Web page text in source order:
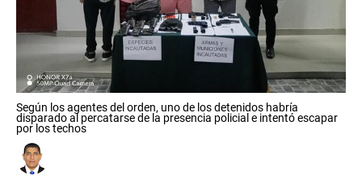
Según los agentes del orden, uno de los detenidos habría
disparado al percatarse de la presencia policial e intentó escapar
por los techos